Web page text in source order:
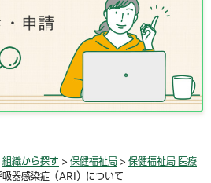
組織から探す > 保健福祉局 > 保健福祉局 医療
吸器感染症（ARI）について